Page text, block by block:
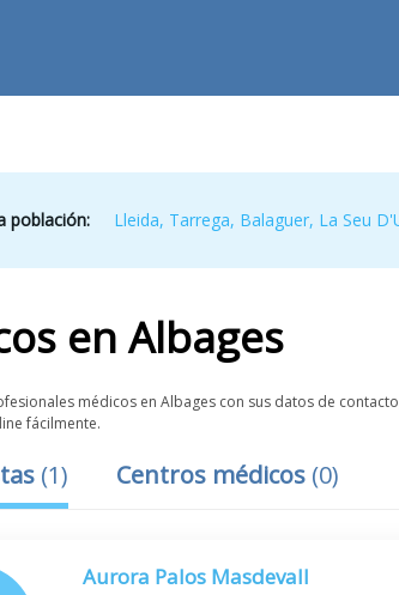
población: Lleida, Tarrega, Balaguer, La Seu
enAlbages
médicos en Albages con sus datos de
fácilmente.
(1) Centros médicos (0)
Aurora Palos Masdevall